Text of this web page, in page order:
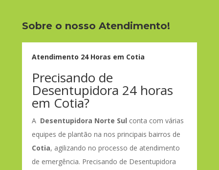
Sobre o nosso Atendimento!
Atendimento 24 Horas em Cotia
Precisando de
Desentupidora 24 horas
em Cotia?
A Desentupidora Norte Sul conta com várias
equipes de plantão na nos principais bairros de
Cotia, agilizando no processo de atendimento
de emergência. Precisando de Desentupidora